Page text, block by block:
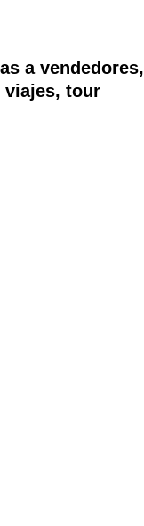
a vendedores,
viajes, tour